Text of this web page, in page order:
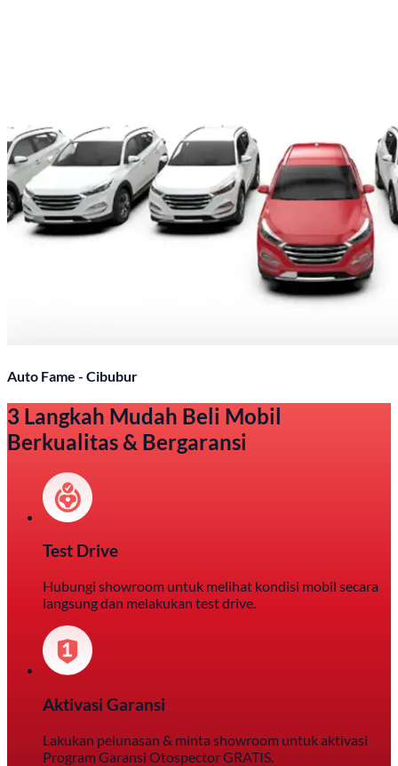
Auto Fame - Cibubur
3 Langkah Mudah Beli Mobil
Berkualitas & Bergaransi
Test Drive
Hubungi showroom untuk melihat kondisi mobil secara
langsung dan melakukan test drive.
Aktivasi Garansi
Lakukan pelunasan & minta showroom untuk aktivasi
Program Garansi Otospector GRATIS.